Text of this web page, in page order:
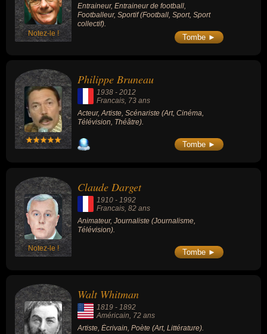
Notez-le !
Entraineur, Entraineur de football,
Footballeur, Sportif (Football, Sport, Sport
collectif).
Tombe ►
Philippe Bruneau
1938 - 2012
Francais, 73 ans
Acteur, Artiste, Scénariste (Art, Cinéma,
Télévision, Théâtre).
Tombe ►
Notez-le !
Claude Darget
1910 - 1992
Francais , 82 ans
Animateur, Journaliste (Journalisme,
Télévision).
Tombe ►
Walt Whitman
1819 - 1892
Américain, 72 ans
Artiste, Écrivain, Poète (Art, Littérature).